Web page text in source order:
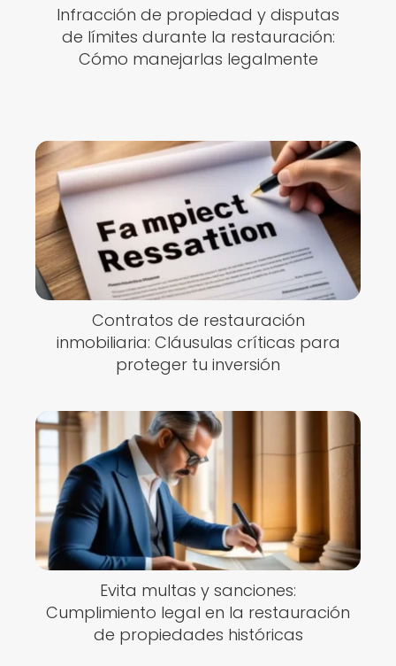
Infracción de propiedad y disputas
de límites durante la restauración:
Cómo manejarlas legalmente
Contratos de restauración
inmobiliaria: Cláusulas críticas para
proteger tu inversión
Evita multas y sanciones:
Cumplimiento legal en la restauración
de propiedades históricas